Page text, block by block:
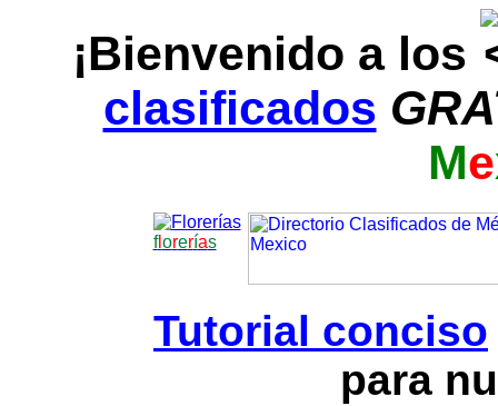
¡Bienvenido a los
clasificados
Me
florerías
Tutorial conciso
para